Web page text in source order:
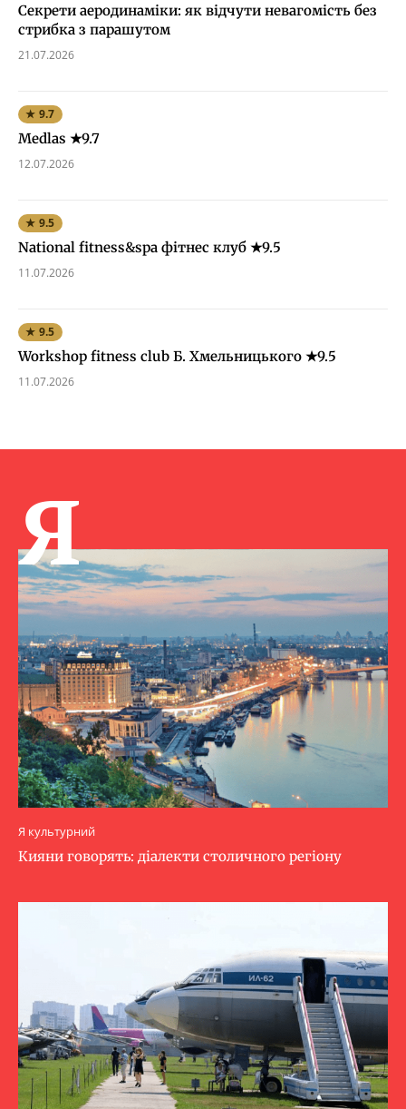
Секрети аеродинаміки: як відчути невагомість без
стрибка з парашутом
21.07.2026
★ 9.7
Medlas ★9.7
12.07.2026
★ 9.5
National fitness&spa фітнес клуб ★9.5
11.07.2026
★ 9.5
Workshop fitness club Б. Хмельницького ★9.5
11.07.2026
Я
Я культурний
Кияни говорять: діалекти столичного регіону